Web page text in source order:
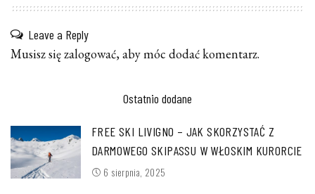
Leave a Reply
Musisz sięzalogować, aby móc dodać komentarz.
Ostatnio dodane
FREE SKI LIVIGNO – JAK SKORZYSTAĆ Z
DARMOWEGO SKIPASSU W WŁOSKIM KURORCIE
6 sierpnia, 2025